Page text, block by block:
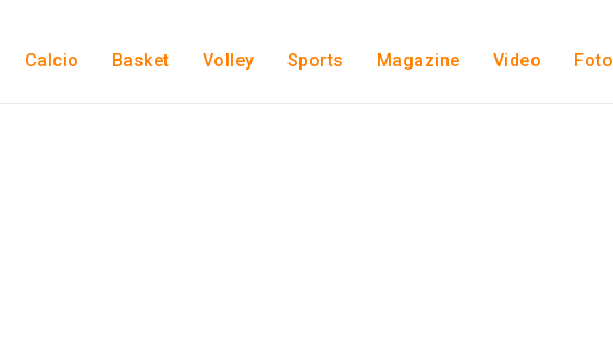
Calcio Basket Volley Sports Magazine Video Foto